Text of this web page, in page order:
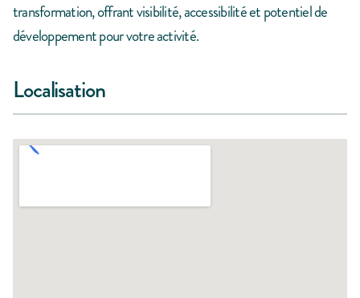
transformation, offrant visibilité, accessibilité et potentiel de
développement pour votre activité.
Localisation